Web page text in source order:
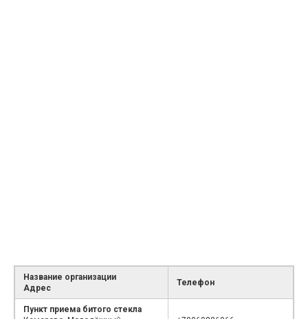
Название организации
Адрес
Телефон
Пункт приема битого стекла